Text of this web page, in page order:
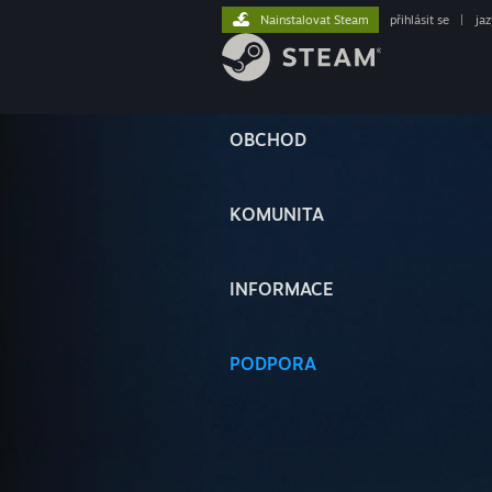
OBCHOD
KOMUNITA
INFORMACE
PODPORA
Nainstalovat Steam přihlásit se